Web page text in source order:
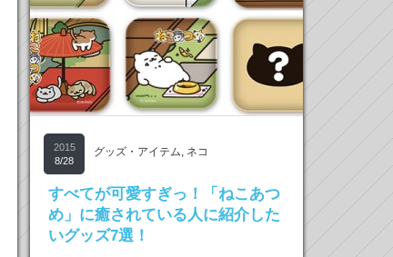
2015
8/28
グッズ・アイテム, ネコ
すべてが可愛すぎっ！「ねこあつ
め」に癒されている人に紹介した
いグッズ7選！